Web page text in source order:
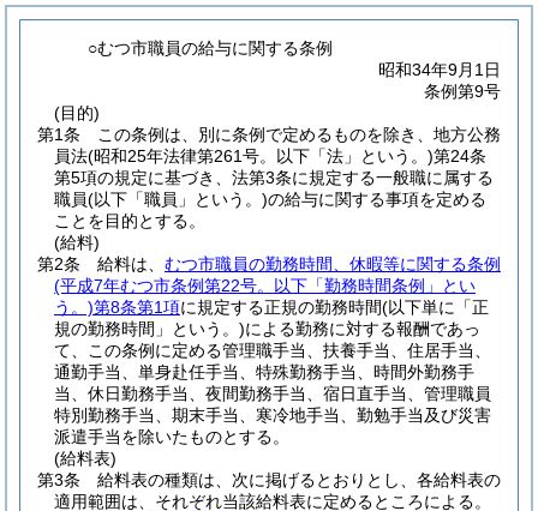
○むつ市職員の給与に関する条例
昭和34年9月1日
条例第9号
(目的)
第1条
この条例は、別に条例で定めるものを除き、地方公務
員法(昭和25年法律第261号。以下「法」という。)第24条
第5項の規定に基づき、法第3条に規定する一般職に属する
職員(以下「職員」という。)の給与に関する事項を定める
ことを目的とする。
(給料)
第2条
給料は、 むつ市職員の勤務時間、休暇等に関する条例
(平成7年むつ市条例第22号。以下「勤務時間条例」とい
う。)第8条第1項に規定する正規の勤務時間(以下単に「正
規の勤務時間」という。)による勤務に対する報酬であっ
て、この条例に定める管理職手当、扶養手当、住居手当、
通勤手当、単身赴任手当、特殊勤務手当、時間外勤務手
当、休日勤務手当、夜間勤務手当、宿日直手当、管理職員
特別勤務手当、期末手当、寒冷地手当、勤勉手当及び災害
派遣手当を除いたものとする。
(給料表)
第3条
給料表の種類は、次に掲げるとおりとし、各給料表の
適用範囲は、それぞれ当該給料表に定めるところによる。